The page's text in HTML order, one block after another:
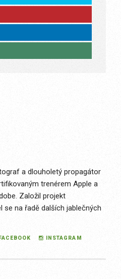
a dlouholetý propagátor
trenérem Apple a
Založil projekt
se na řadě dalších jablečných
INSTAGRAM